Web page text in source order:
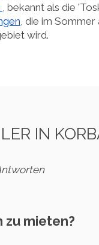
, bekannt als die
, die im
wird.
IN
zu mieten?